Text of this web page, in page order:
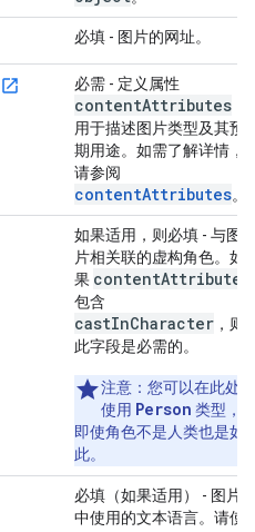
必填 - 图片的网址。
必需 - 定义属性
contentAttributes
用于描述图片类型及其预
期用途。如需了解详情，
请参阅
contentAttributes。
如果适用，则必填 - 与图
片相关联的虚构角色。如
果 contentAttribute
包含
castInCharacter ，则
此字段是必需的。
注意 ：您可以在此处
使用 Person 类型，
即使角色不是人类也是如
此。
必填（如果适用）
- 图片
中使用的文本语言。请使